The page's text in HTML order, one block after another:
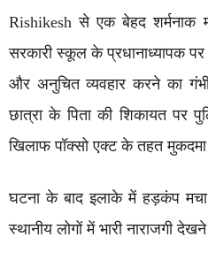
Rishikesh से एक बेहद शर्मनाक
सरकारी स्कूल के प्रधानाध्यापक
और अनुचित व्यवहार करने का
छात्रा के पिता की शिकायत पर
खिलाफ पॉक्सो एक्ट के तहत
घटना के बाद इलाके में हड़कंप
स्थानीय लोगों में भारी नाराजगी